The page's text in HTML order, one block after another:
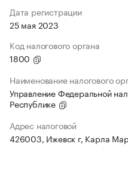
Дата регистрации
25 мая 2023
Код налогового органа
1800
Наименование налогового
Управление Федеральной
Республике
Адрес налоговой
426003, Ижевск г, Карла